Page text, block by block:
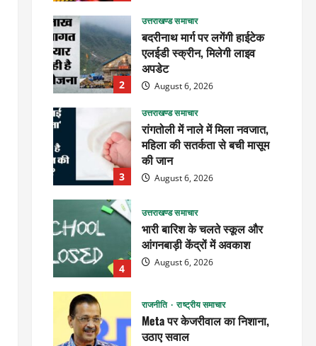
2
उत्तराखण्ड समाचार
बदरीनाथ मार्ग पर लगेंगी हाईटेक
एलईडी स्क्रीन, मिलेगी लाइव
अपडेट
August 6, 2026
3
उत्तराखण्ड समाचार
रांगतोली में नाले में मिला नवजात,
महिला की सतर्कता से बची मासूम
की जान
August 6, 2026
4
उत्तराखण्ड समाचार
भारी बारिश के चलते स्कूल और
आंगनबाड़ी केंद्रों में अवकाश
August 6, 2026
राजनीति राष्ट्रीय समाचार
Meta पर केजरीवाल का निशाना,
उठाए सवाल